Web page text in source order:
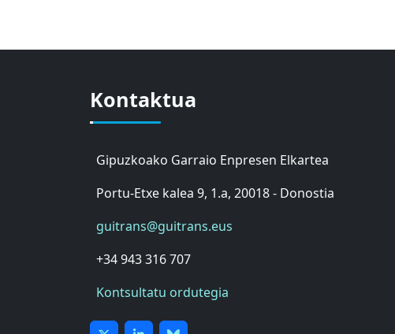
Kontaktua
Gipuzkoako Garraio Enpresen Elkartea
Portu-Etxe kalea 9, 1.a, 20018 - Donostia
guitrans@guitrans.eus
+34 943 316 707
Kontsultatu ordutegia